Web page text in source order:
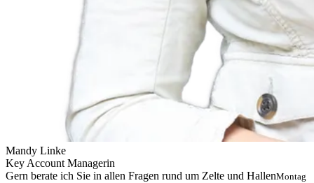
Mandy Linke
Key Account Managerin
Gern berate ich Sie in allen Fragen rund um Zelte und HallenMontag